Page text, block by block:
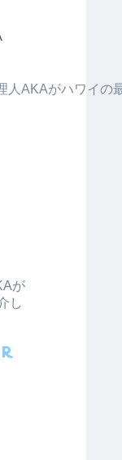
人AKAがハワイの
が
し